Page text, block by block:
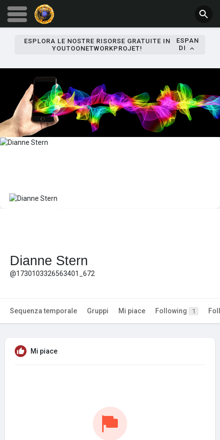
ESPLORA LE NOSTRE RISORSE GRATUITE IN
YOUTOONETWORKPROJET!
ESPAN
DI
Dianne Stern
@1730103326563401_672
Sequenza temporale Gruppi Mi piace Following 1
Mi piace